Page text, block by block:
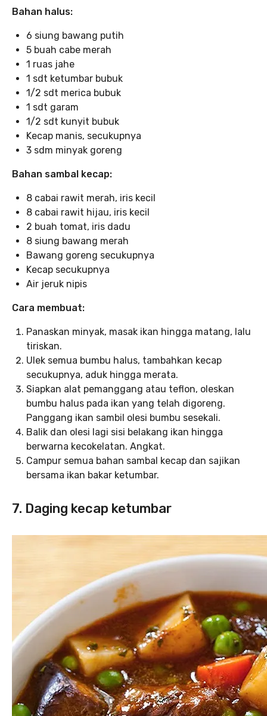
Bahan halus:
6 siung bawang putih
5 buah cabe merah
1 ruas jahe
1 sdt ketumbar bubuk
1/2 sdt merica bubuk
1 sdt garam
1/2 sdt kunyit bubuk
Kecap manis, secukupnya
3 sdm minyak goreng
Bahan sambal kecap:
8 cabai rawit merah, iris kecil
8 cabai rawit hijau, iris kecil
2 buah tomat, iris dadu
8 siung bawang merah
Bawang goreng secukupnya
Kecap secukupnya
Air jeruk nipis
Cara membuat:
Panaskan minyak, masak ikan hingga matang, lalu
tiriskan.
Ulek semua bumbu halus, tambahkan kecap
secukupnya, aduk hingga merata.
Siapkan alat pemanggang atau teflon, oleskan
bumbu halus pada ikan yang telah digoreng.
Panggang ikan sambil olesi bumbu sesekali.
Balik dan olesi lagi sisi belakang ikan hingga
berwarna kecokelatan. Angkat.
Campur semua bahan sambal kecap dan sajikan
bersama ikan bakar ketumbar.
7. Daging kecap ketumbar